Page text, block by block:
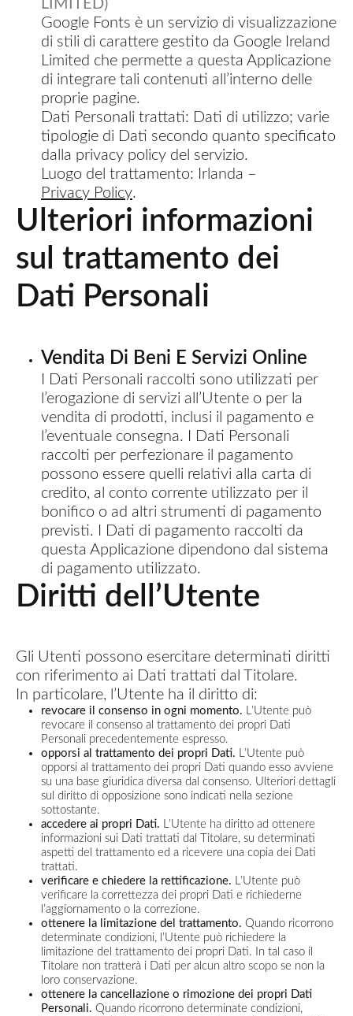
LIMITED)
Google Fonts è un servizio di visualizzazione
di stili di carattere gestito da Google Ireland
Limited che permette a questa Applicazione
di integrare tali contenuti all’interno delle
proprie pagine.
Dati Personali trattati: Dati di utilizzo; varie
tipologie di Dati secondo quanto specificato
dalla privacy policy del servizio.
Luogo del trattamento: Irlanda –
Privacy Policy.
Ulteriori informazioni
sul trattamento dei
Dati Personali
Vendita Di Beni E Servizi Online
I Dati Personali raccolti sono utilizzati per
l’erogazione di servizi all’Utente o per la
vendita di prodotti, inclusi il pagamento e
l’eventuale consegna. I Dati Personali
raccolti per perfezionare il pagamento
possono essere quelli relativi alla carta di
credito, al conto corrente utilizzato per il
bonifico o ad altri strumenti di pagamento
previsti. I Dati di pagamento raccolti da
questa Applicazione dipendono dal sistema
di pagamento utilizzato.
Diritti dell’Utente
Gli Utenti possono esercitare determinati diritti
con riferimento ai Dati trattati dal Titolare.
In particolare, l’Utente ha il diritto di:
revocare il consenso in ogni momento. L’Utente può
revocare il consenso al trattamento dei propri Dati
Personali precedentemente espresso.
opporsi al trattamento dei propri Dati. L’Utente può
opporsi al trattamento dei propri Dati quando esso avviene
su una base giuridica diversa dal consenso. Ulteriori dettagli
sul diritto di opposizione sono indicati nella sezione
sottostante.
accedere ai propri Dati. L’Utente ha diritto ad ottenere
informazioni sui Dati trattati dal Titolare, su determinati
aspetti del trattamento ed a ricevere una copia dei Dati
trattati.
verificare e chiedere la rettificazione. L’Utente può
verificare la correttezza dei propri Dati e richiederne
l’aggiornamento o la correzione.
ottenere la limitazione del trattamento. Quando ricorrono
determinate condizioni, l’Utente può richiedere la
limitazione del trattamento dei propri Dati. In tal caso il
Titolare non tratterà i Dati per alcun altro scopo se non la
loro conservazione.
ottenere la cancellazione o rimozione dei propri Dati
Personali. Quando ricorrono determinate condizioni,